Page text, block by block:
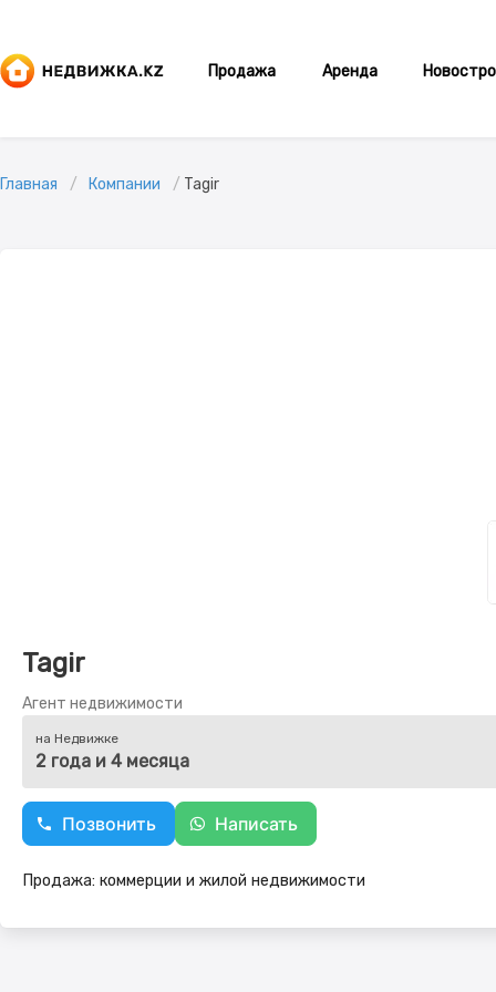
Продажа Аренда
Главная Компании Tagir
Tagir
Агент недвижимости
на Недвижке
2 года и 4 месяца
Позвонить Написать